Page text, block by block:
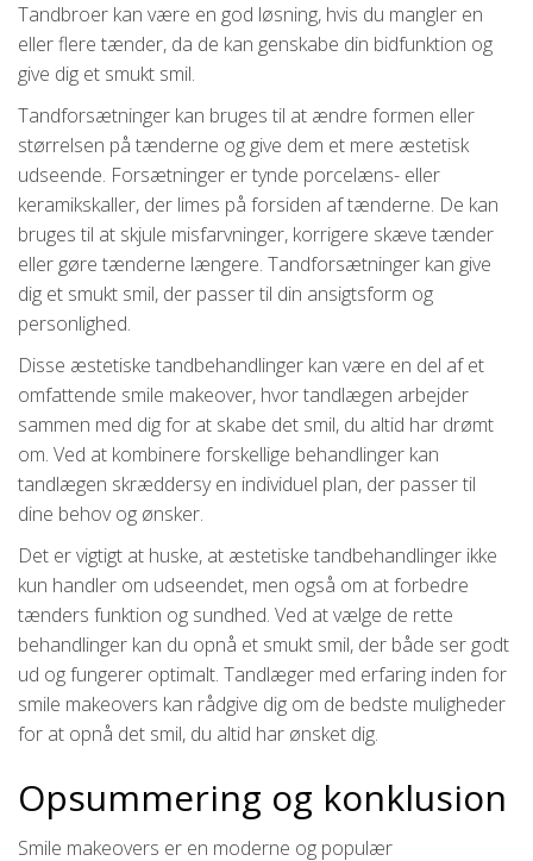
Tandbroer kan være en god løsning, hvis du mangler en
eller flere tænder, da de kan genskabe din bidfunktion og
give dig et smukt smil.
Tandforsætninger kan bruges til at ændre formen eller
størrelsen på tænderne og give dem et mere æstetisk
udseende. Forsætninger er tynde porcelæns- eller
keramikskaller, der limes på forsiden af tænderne. De kan
bruges til at skjule misfarvninger, korrigere skæve tænder
eller gøre tænderne længere. Tandforsætninger kan give
dig et smukt smil, der passer til din ansigtsform og
personlighed.
Disse æstetiske tandbehandlinger kan være en del af et
omfattende smile makeover, hvor tandlægen arbejder
sammen med dig for at skabe det smil, du altid har drømt
om. Ved at kombinere forskellige behandlinger kan
tandlægen skræddersy en individuel plan, der passer til
dine behov og ønsker.
Det er vigtigt at huske, at æstetiske tandbehandlinger ikke
kun handler om udseendet, men også om at forbedre
tænders funktion og sundhed. Ved at vælge de rette
behandlinger kan du opnå et smukt smil, der både ser godt
ud og fungerer optimalt. Tandlæger med erfaring inden for
smile makeovers kan rådgive dig om de bedste muligheder
for at opnå det smil, du altid har ønsket dig.
Opsummering og konklusion
Smile makeovers er en moderne og populær